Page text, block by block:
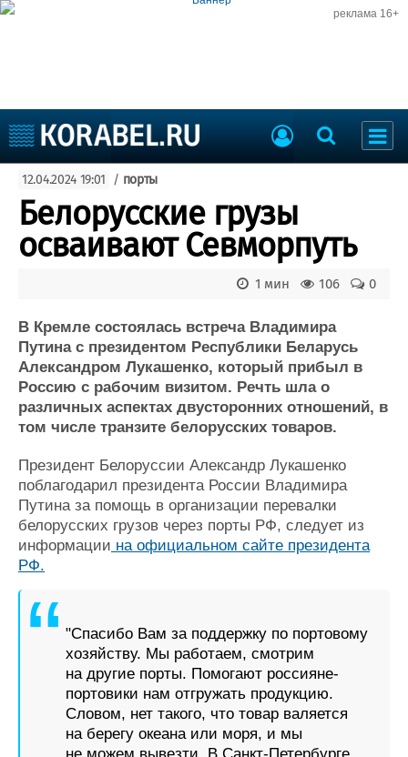
реклама 16+
Судоходство
Судоремонт
События
Пресс-релизы
Порты
Еще
Судостроение
Пульс
Новости
Компании
Работа
Крюинг
Журнал
Реклама
Торговая площадка
Доска объявлений
Продажа флота
Оборудование
Материалы
Услуги
Выставки и семинары
Личности
Словарь
Форум
Отзывы
Все службы
12.04.2024 19:01 / порты
Белорусские грузы
осваивают Севморпуть
0
106
1 мин
В Кремле состоялась встреча Владимира
Путина с президентом Республики Беларусь
Александром Лукашенко, который прибыл в
Россию с рабочим визитом. Речть шла о
различных аспектах двусторонних отношений, в
том числе транзите белорусских товаров.
Президент Белоруссии Александр Лукашенко
поблагодарил президента России Владимира
Путина за помощь в организации перевалки
белорусских грузов через порты РФ, следует из
информации на официальном сайте президента
РФ.
"Спасибо Вам за поддержку по портовому
хозяйству. Мы работаем, смотрим
на другие порты. Помогают россияне-
портовики нам отгружать продукцию.
Словом, нет такого, что товар валяется
на берегу океана или моря, и мы